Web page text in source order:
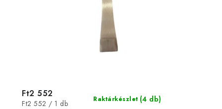
Raktárkészlet (4 db)
Ft2 552
Egységár:
Ft2 552 / 1 db